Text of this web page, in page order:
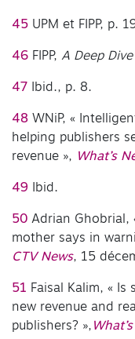
45 UPM et FIPP, p.
46 FIPP, A Deep
47 Ibid., p. 8.
48 WNiP, «
helping publishers
revenue », What’s
49 Ibid.
50 Adrian Ghobrial,
mother says in
CTV News, 15
51 Faisal Kalim, «
new revenue and
publishers? »,